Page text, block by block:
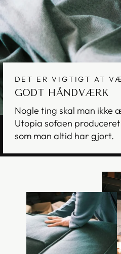
DET ER VIGTIGT AT
GODT HÅNDVÆRK
Nogle ting skal man ikke
Utopia sofaen
som man altid har gjort.